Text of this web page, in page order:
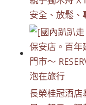
安全、放鬆、
長榮桂冠酒店